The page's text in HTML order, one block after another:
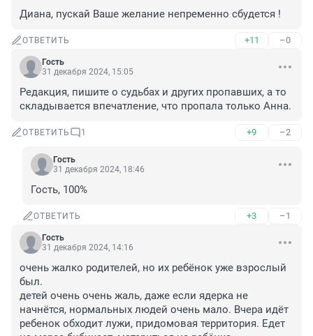
Диана, пускай Ваше желание непременно сбудется !
ОТВЕТИТЬ +11 –0
Гость
31 декабря 2024, 15:05
Редакция, пишите о судьбах и других пропавших, а то
складывается впечатление, что пропала только Анна.
ОТВЕТИТЬ 1 +9 –2
Гость
31 декабря 2024, 18:46
Гость, 100%
ОТВЕТИТЬ +3 –1
Гость
31 декабря 2024, 14:16
очень жалко родителей, но их ребёнок уже взрослый
был.
детей очень очень жаль, даже если ядерка не
начнётся, нормальных людей очень мало. Вчера идёт
ребенок обходит лужи, придомовая территория. Едет